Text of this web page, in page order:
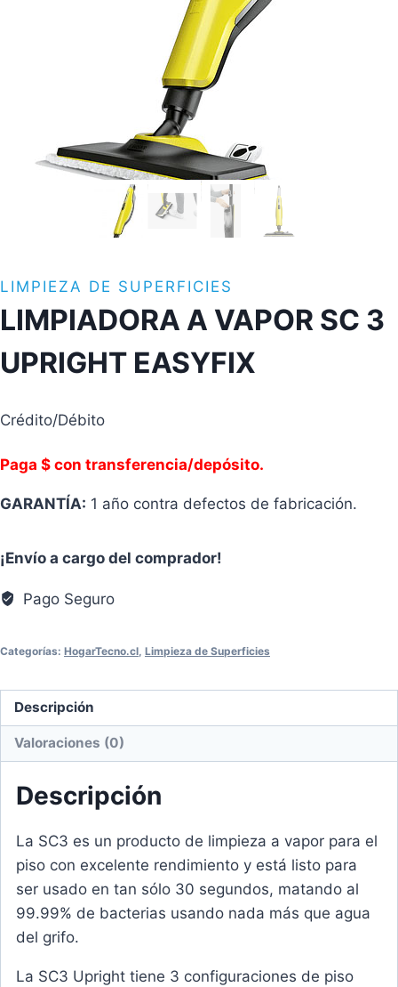
LIMPIEZA DE SUPERFICIES
LIMPIADORA A VAPOR SC 3
UPRIGHT EASYFIX
Crédito/Débito
Paga $ con transferencia/depósito.
GARANTÍA: 1 año contra defectos de fabricación.
¡Envío a cargo del comprador!
Pago Seguro
Categorías: HogarTecno.cl Limpieza de Superficies
Descripción
Valoraciones (0)
Descripción
La SC3 es un producto de limpieza a vapor para el
piso con excelente rendimiento y está listo para
ser usado en tan sólo 30 segundos, matando al
99.99% de bacterias usando nada más que agua
del grifo.
La SC3 Upright tiene 3 confi­guraciones de piso